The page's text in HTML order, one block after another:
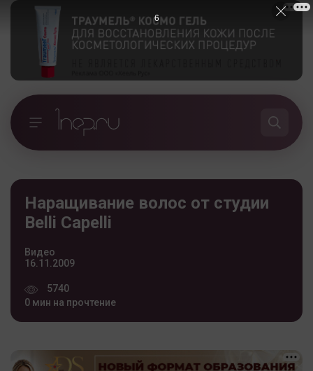
Наращивание волос от студии
Belli Capelli
Видео
16.11.2009
5740
0 мин на прочтение
5